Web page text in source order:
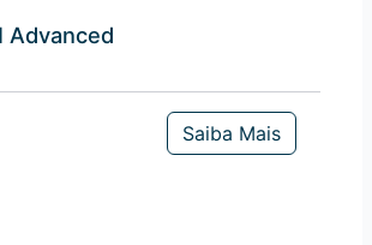
Advanced
Saiba Mais